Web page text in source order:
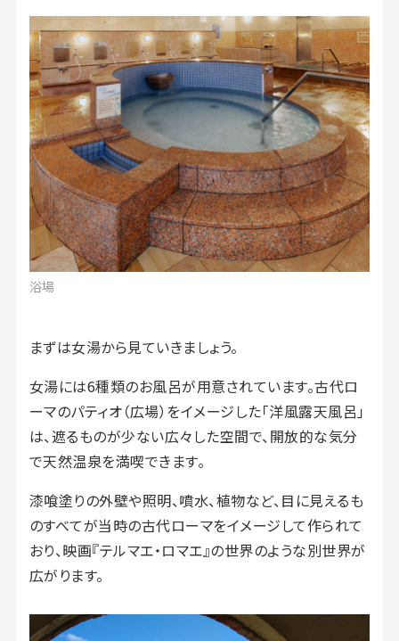
浴場
まずは女湯から見ていきましょう。
女湯には6種類のお風呂が用意されています。古代ロ
ーマのパティオ（広場）をイメージした「洋風露天風呂」
は、遮るものが少ない広々した空間で、開放的な気分
で天然温泉を満喫できます。
漆喰塗りの外壁や照明、噴水、植物など、目に見えるも
のすべてが当時の古代ローマをイメージして作られて
おり、映画『テルマエ・ロマエ』の世界のような別世界が
広がります。